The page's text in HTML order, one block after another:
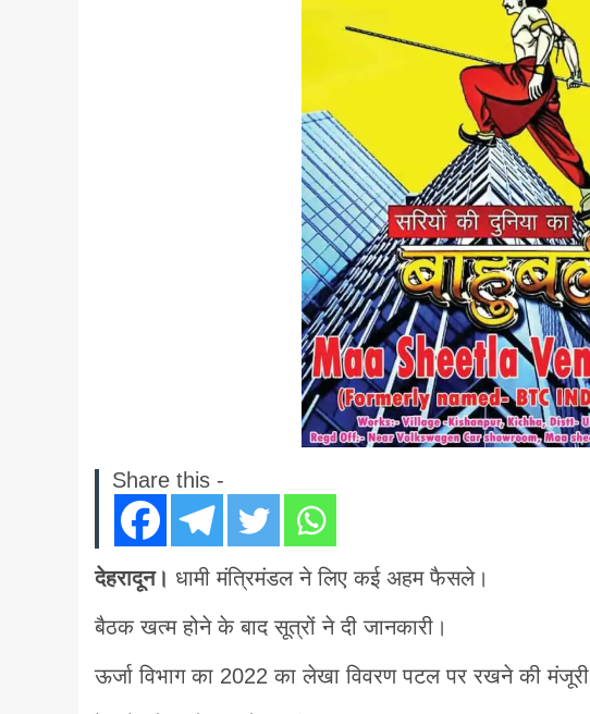
Share this -
देहरादून। धामी मंत्रिमंडल ने लिए कई अहम फैसले।
बैठक खत्म होने के बाद सूत्रों ने दी जानकारी।
ऊर्जा विभाग का 2022 का लेखा विवरण पटल पर रखने की मंजूरी